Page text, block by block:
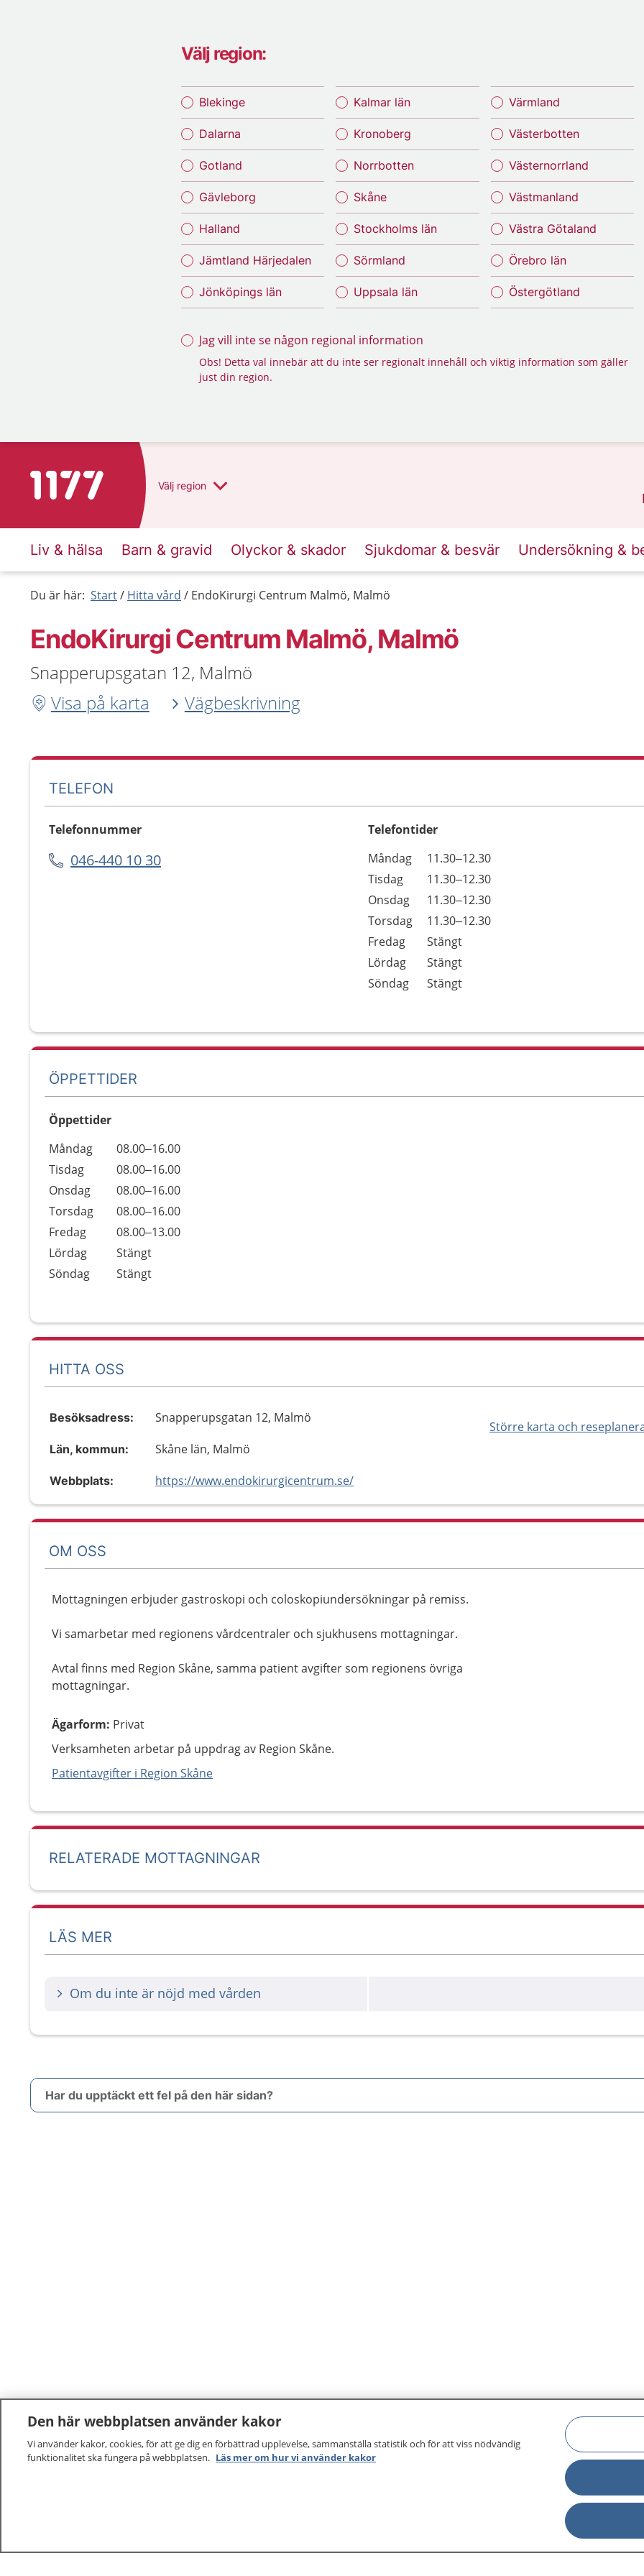
Välj region:
Blekinge
Dalarna
Gotland
Gävleborg
Halland
Jämtland Härjedalen
Jönköpings län
Kalmar län
Kronoberg
Norrbotten
Skåne
Stockholms län
Sörmland
Uppsala län
Värmland
Västerbotten
Västernorrland
Västmanland
Västra Götaland
Örebro län
Östergötland
Jag vill inte se någon regional information
Obs! Detta val innebär att du inte ser regionalt innehåll och viktig information som gäller
just din region.
Till startsidan för 1177 Välj region
Liv & hälsa Barn & gravid Olyckor & skador Sjukdomar & besvär Undersökning &
Du är här: Start Hitta vård EndoKirurgi Centrum Malmö, Malmö
EndoKirurgi Centrum Malmö, Malmö
Snapperupsgatan 12, Malmö
Visa på karta
Vägbeskrivning
TELEFON
Telefonnummer
046-440 10 30
Telefontider
Dag
Öppettider
Kommentarer
Måndag
11.30–12.30
Tisdag
11.30–12.30
Onsdag
11.30–12.30
Torsdag
11.30–12.30
Fredag
Stängt
Lördag
Stängt
Söndag
Stängt
ÖPPETTIDER
Öppettider
Dag
Öppettider
Kommentarer
Måndag
08.00–16.00
Tisdag
08.00–16.00
Onsdag
08.00–16.00
Torsdag
08.00–16.00
Fredag
08.00–13.00
Lördag
Stängt
Söndag
Stängt
HITTA OSS
Större karta och
Besöksadress: Snapperupsgatan 12, Malmö
Län, kommun: Skåne län, Malmö
Webbplats: https://www.endokirurgicentrum.se/
OM OSS
Mottagningen erbjuder gastroskopi och coloskopiundersökningar på remiss.
Vi samarbetar med regionens vårdcentraler och sjukhusens mottagningar.
Avtal finns med Region Skåne, samma patient avgifter som regionens övriga
mottagningar.
Ägarform: Privat
Verksamheten arbetar på uppdrag av Region Skåne.
Patientavgifter i Region Skåne
RELATERADE MOTTAGNINGAR
LÄS MER
Om du inte är nöjd med vården
Har du upptäckt ett fel på den här sidan?
Den här webbplatsen använder kakor
Vi använder kakor, cookies, för att ge dig en förbättrad upplevelse, sammanställa statistik och för att viss nödvändig
funktionalitet ska fungera på webbplatsen. Läs mer om hur vi använder kakor